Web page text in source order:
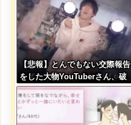
【悲報】とんでもない交際報告
をした大物YouTuberさん、破
局を発表????